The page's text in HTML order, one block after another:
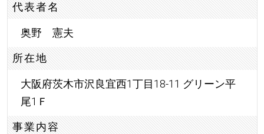
代表者名
奥野 憲夫
所在地
大阪府茨木市沢良宜西1丁目18-11 グリーン平
尾1Ｆ
事業内容